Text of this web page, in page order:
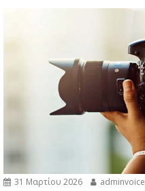
31 Μαρτίου 2026 adminvoice